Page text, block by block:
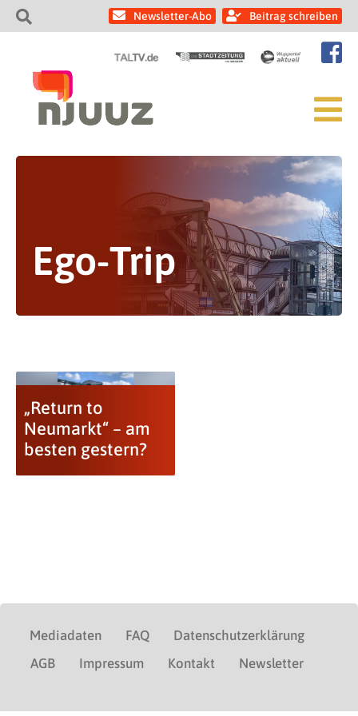
Newsletter-Abo Beitrag schreiben
Ego-Trip
„Return to
Neumarkt“ – am
besten gestern?
Mediadaten FAQ
Datenschutzerklärung
AGB
Impressum Kontakt Newsletter